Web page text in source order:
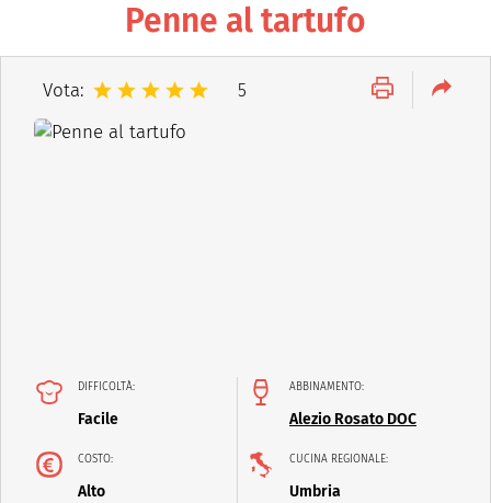
Penne al tartufo
Vota: 5
DIFFICOLTÀ:
Facile
ABBINAMENTO:
Alezio Rosato DOC
COSTO:
Alto
CUCINA REGIONALE:
Umbria